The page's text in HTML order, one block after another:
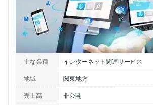
主な業種
インターネット関連サービス
地域
関東地方
売上高
非公開